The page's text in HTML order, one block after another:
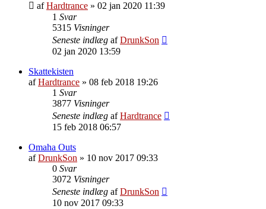
afHardtrance » 02 jan 2020 11:39
1 Svar
5315 Visninger
Seneste indlæg afDrunkSon
02 jan 2020 13:59
Skattekisten
afHardtrance » 08 feb 2018 19:26
1 Svar
3877 Visninger
Seneste indlæg afHardtrance
15 feb 2018 06:57
Omaha Outs
afDrunkSon » 10 nov 2017 09:33
0 Svar
3072 Visninger
Seneste indlæg afDrunkSon
10 nov 2017 09:33